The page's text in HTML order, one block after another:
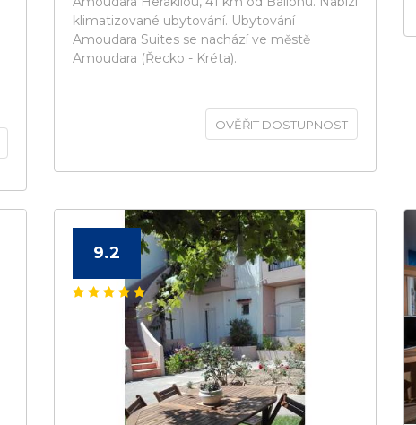
klimatizované ubytování. Ubytování
Amoudara Suites se nachází ve městě
Amoudara (Řecko - Kréta).
OVĚŘIT DOSTUPNOST
9.2